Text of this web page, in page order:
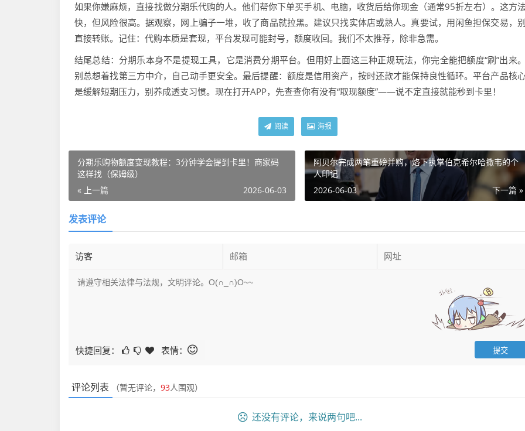
如果你嫌麻烦，直接找做分期乐代购的人。他们帮你下单买手机、电脑，收货后给你现金（通常95折左右）。这方法
快，但风险很高。据观察，网上骗子一堆，收了商品就拉黑。建议只找实体店或熟人。真要试，用闲鱼担保交易，别
直接转账。记住：代购本质是套现，平台发现可能封号，额度收回。我们不太推荐，除非急需。
结尾总结：分期乐本身不是提现工具，它是消费分期平台。但用好上面这三种正规玩法，你完全能把额度“刷”出来。
别总想着找第三方中介，自己动手更安全。最后提醒：额度是信用资产，按时还款才能保持良性循环。平台产品核
是缓解短期压力，别养成透支习惯。现在打开APP，先查查你有没有“取现额度”——说不定直接就能秒到卡里！
阅读 海报
分期乐购物额度变现教程：3分钟学会提到卡里！商家码
这样找（保姆级）
« 上一篇
2026-06-03
阿贝尔完成两笔重磅并购，烙下执掌伯克希尔哈撒韦的个
人印记
下一篇 »
2026-06-03
发表评论
快捷回复： 表情：
评论列表 （暂无评论， 93人围观）
还没有评论，来说两句吧...